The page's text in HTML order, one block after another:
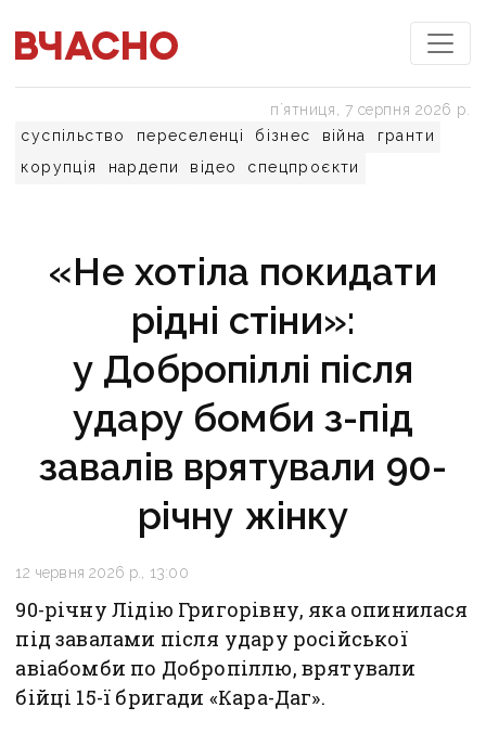
суспільство переселенці бізнес війна
гранти
корупція
нардепи відео спецпроєкти
пʼятниця, 7 серпня 2026 р.
«Не хотіла покидати
рідні стіни»:
у Добропіллі після
удару бомби з-під
завалів врятували 90-
річну жінку
12 червня 2026 р., 13:00
90-річну Лідію Григорівну, яка опинилася
під завалами після удару російської
авіабомби по Добропіллю, врятували
бійці 15-ї бригади «Кара-Даг».